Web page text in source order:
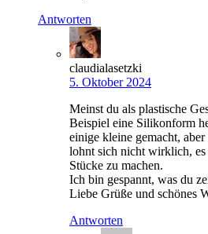
Antworten
claudialasetzki
5. Oktober 2024
Meinst du als plastische
Beispiel eine Silikonform
einige kleine gemacht,
lohnt sich nicht wirklich,
Stücke zu machen.
Ich bin gespannt, was du
Liebe Grüße und schönes
Antworten